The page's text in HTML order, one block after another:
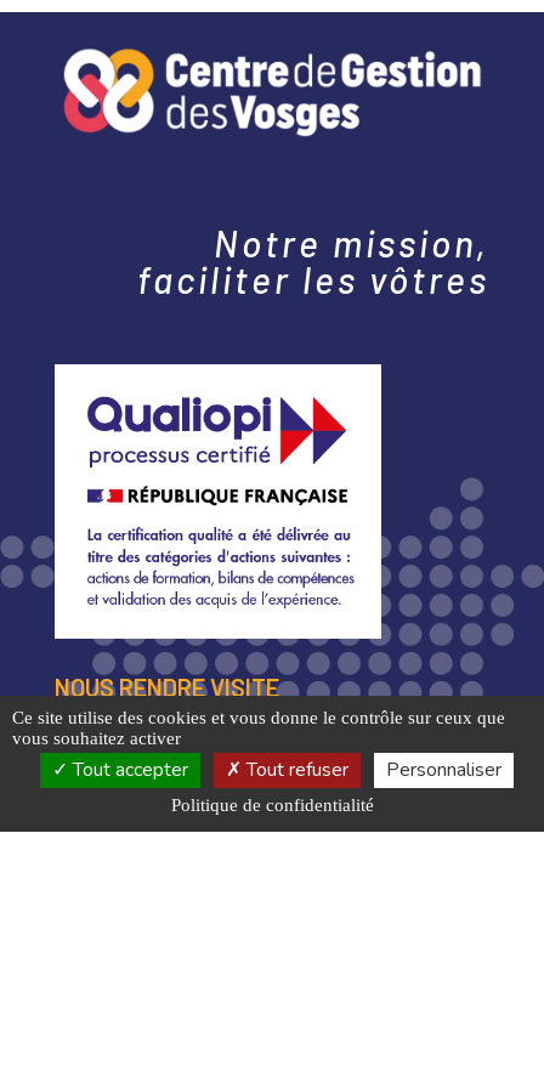
Notre mission,
faciliter les vôtres
NOUS RENDRE VISITE
1 Chemin de l’orée du bois
88390 Uxegney
NOUS CONTACTER
03 29 35 63 10
Ce site utilise des cookies et vous donne le contrôle sur ceux que
vous souhaitez activer
Tout accepter Tout refuser Personnaliser
Politique de confidentialité